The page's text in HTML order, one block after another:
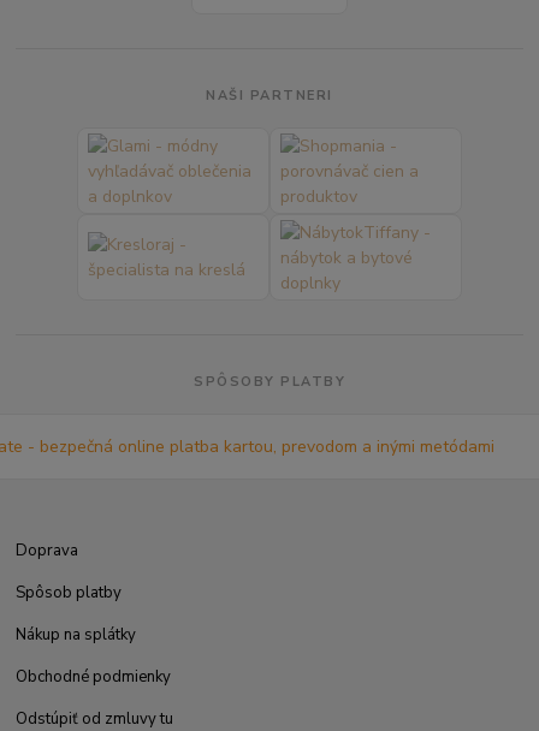
NAŠI PARTNERI
SPÔSOBY PLATBY
Doprava
Spôsob platby
Nákup na splátky
Obchodné podmienky
Odstúpiť od zmluvy tu